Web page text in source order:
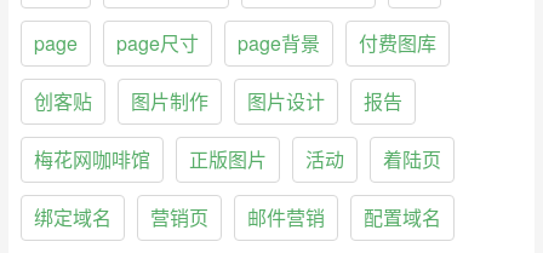
page page尺寸 page背景 付费图库
创客贴 图片制作 图片设计 报告
梅花网咖啡馆 正版图片 活动 着陆页
绑定域名 营销页 邮件营销 配置域名